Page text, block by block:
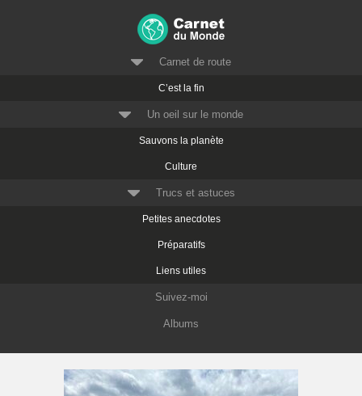
Carnet de route
C’est la fin
Un oeil sur le monde
Sauvons la planète
Culture
Trucs et astuces
Petites anecdotes
Préparatifs
Liens utiles
Suivez-moi
Albums